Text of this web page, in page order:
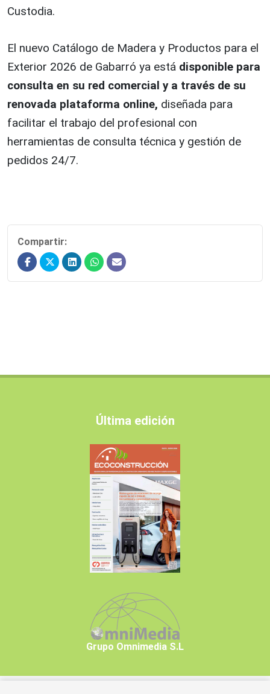
Custodia.
El nuevo Catálogo de Madera y Productos para el
Exterior 2026 de Gabarró ya está disponible para
consulta en su red comercial y a través de su
renovada plataforma online, diseñada para
facilitar el trabajo del profesional con
herramientas de consulta técnica y gestión de
pedidos 24/7.
Compartir:
Última edición
Grupo Omnimedia S.L